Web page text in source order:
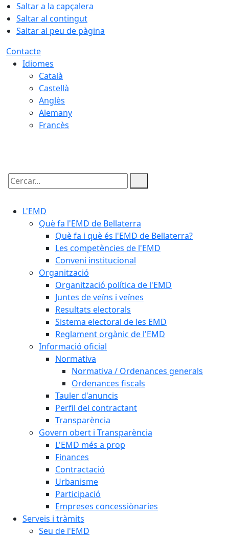
Saltar a la capçalera
Saltar al contingut
Saltar al peu de pàgina
Contacte
Idiomes
Català
Castellà
Anglès
Alemany
Francès
Cercar:
L'EMD
Què fa l'EMD de Bellaterra
Què fa i què és l'EMD de Bellaterra?
Les competències de l'EMD
Conveni institucional
Organització
Organització política de l'EMD
Juntes de veïns i veïnes
Resultats electorals
Sistema electoral de les EMD
Reglament orgànic de l'EMD
Informació oficial
Normativa
Normativa / Ordenances generals
Ordenances fiscals
Tauler d'anuncis
Perfil del contractant
Transparència
Govern obert i Transparència
L'EMD més a prop
Finances
Contractació
Urbanisme
Participació
Empreses concessiònaries
Serveis i tràmits
Seu de l'EMD